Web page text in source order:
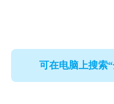
可在电脑上搜索